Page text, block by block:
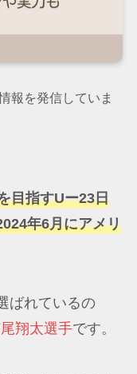
報を発信していま
目指すUー23日
年6月にアメリ
ばれているの
翔太選手です。